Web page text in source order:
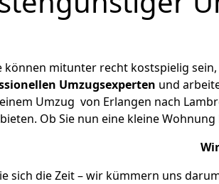
können mitunter recht kostspielig
Umzugsexperten und
Umzug von Erlangen nach
bieten. Ob Sie nun eine kleine
sich die Zeit – wir kümmern uns